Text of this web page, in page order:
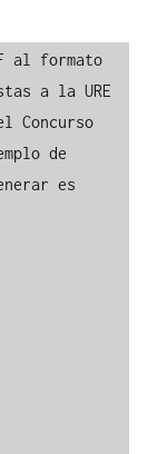
al formato
a la URE
Concurso
de
es